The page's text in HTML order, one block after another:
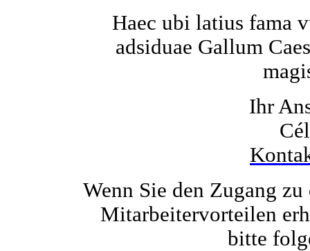
Haec ubi latius fama
adsiduae Gallum
Ihr
Wenn Sie den Zugang
Mitarbeitervorteilen
bitte